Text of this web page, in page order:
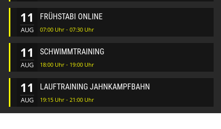
11
AUG
FRÜHSTABI ONLINE
07:00 Uhr - 07:30 Uhr
11
AUG
SCHWIMMTRAINING
18:00 Uhr - 19:00 Uhr
11
AUG
LAUFTRAINING JAHNKAMPFBAHN
19:15 Uhr - 21:00 Uhr